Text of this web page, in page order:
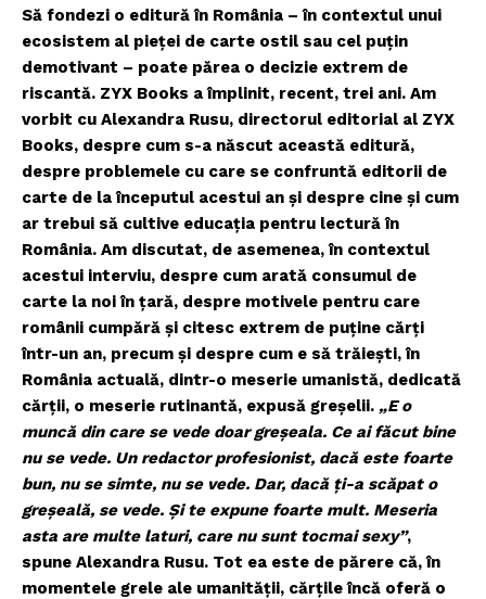
Să fondezi o editură în România – în contextul unui
ecosistem al pieţei de carte ostil sau cel puţin
demotivant – poate părea o decizie extrem de
riscantă. ZYX Books a împlinit, recent, trei ani. Am
vorbit cu Alexandra Rusu, directorul editorial al ZYX
Books, despre cum s-a născut această editură,
despre problemele cu care se confruntă editorii de
carte de la începutul acestui an şi despre cine şi cum
ar trebui să cultive educaţia pentru lectură în
România. Am discutat, de asemenea, în contextul
acestui interviu, despre cum arată consumul de
carte la noi în ţară, despre motivele pentru care
românii cumpără şi citesc extrem de puţine cărţi
într-un an, precum şi despre cum e să trăieşti, în
România actuală, dintr-o meserie umanistă, dedicată
cărţii, o meserie rutinantă, expusă greşelii. „E o
muncă din care se vede doar greșeala. Ce ai făcut bine
nu se vede. Un redactor profesionist, dacă este foarte
bun, nu se simte, nu se vede. Dar, dacă ți-a scăpat o
greșeală, se vede. Și te expune foarte mult. Meseria
asta are multe laturi, care nu sunt tocmai sexy”,
spune Alexandra Rusu. Tot ea este de părere că, în
momentele grele ale umanităţii, cărţile încă oferă o